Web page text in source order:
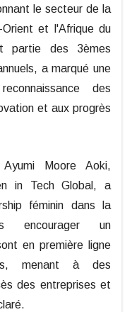
le secteur de la
et l'Afrique du
partie des 3èmes
a marqué une
des
et aux progrès
Moore Aoki,
in Tech Global, a
féminin dans la
encourager un
en première ligne
menant à des
des entreprises et